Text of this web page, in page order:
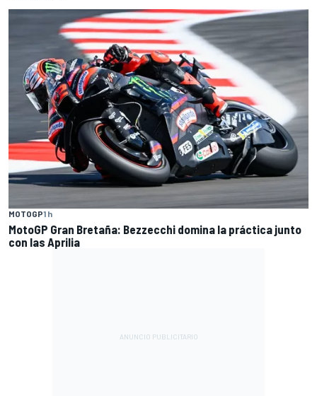
MOTOGP1 h
MotoGP Gran Bretaña: Bezzecchi domina la práctica junto
con las Aprilia